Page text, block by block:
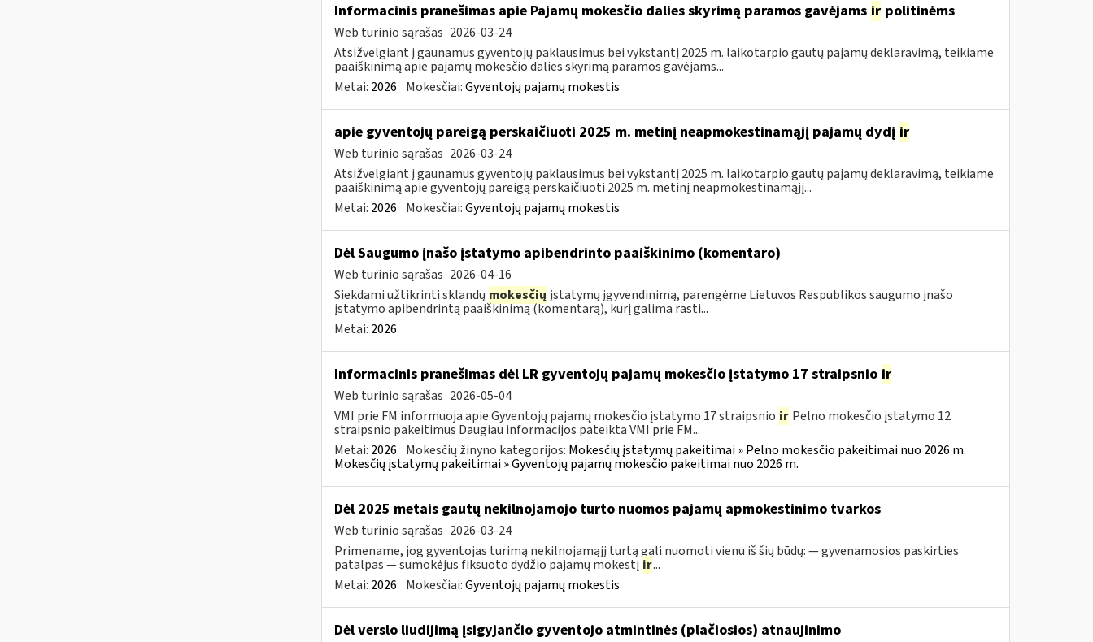
Informacinis pranešimas apie Pajamų mokesčio dalies skyrimą paramos gavėjams irpolitinėms
Web turinio sąrašas 2026-03-24
Atsižvelgiant į gaunamus gyventojų paklausimus bei vykstantį 2025 m. laikotarpio gautų pajamų deklaravimą, teikiame
paaiškinimą apie pajamų mokesčio dalies skyrimą paramos gavėjams...
Metai: 2026 Mokesčiai:Gyventojų pajamų mokestis
apie gyventojų pareigą perskaičiuoti 2025 m. metinį neapmokestinamąjį pajamų dydį ir
Web turinio sąrašas 2026-03-24
Atsižvelgiant į gaunamus gyventojų paklausimus bei vykstantį 2025 m. laikotarpio gautų pajamų deklaravimą, teikiame
paaiškinimą apie gyventojų pareigą perskaičiuoti 2025 m. metinį neapmokestinamąjį...
Metai: 2026 Mokesčiai:Gyventojų pajamų mokestis
Dėl Saugumo įnašo įstatymo apibendrinto paaiškinimo (komentaro)
Web turinio sąrašas 2026-04-16
Siekdami užtikrinti sklandų mokesčių įstatymų įgyvendinimą, parengėme Lietuvos Respublikos saugumo įnašo
įstatymo apibendrintą paaiškinimą (komentarą), kurį galima rasti...
Metai: 2026
Informacinis pranešimas dėl LR gyventojų pajamų mokesčio įstatymo 17 straipsnio ir
Web turinio sąrašas 2026-05-04
VMI prie FM informuoja apie Gyventojų pajamų mokesčio įstatymo 17 straipsnio ir Pelno mokesčio įstatymo 12
straipsnio pakeitimus Daugiau informacijos pateikta VMI prie FM...
Metai: 2026 Mokesčių žinyno kategorijos: Mokesčių įstatymų pakeitimai » Pelno mokesčio pakeitimai nuo 2026 m.
Mokesčių įstatymų pakeitimai » Gyventojų pajamų mokesčio pakeitimai nuo 2026 m.
Dėl 2025 metais gautų nekilnojamojo turto nuomos pajamų apmokestinimo tvarkos
Web turinio sąrašas 2026-03-24
Primename, jog gyventojas turimą nekilnojamąjį turtą gali nuomoti vienu iš šių būdų: — gyvenamosios paskirties
patalpas — sumokėjus fiksuoto dydžio pajamų mokestį ir...
Metai: 2026 Mokesčiai:Gyventojų pajamų mokestis
Dėl verslo liudijimą įsigyjančio gyventojo atmintinės (plačiosios) atnaujinimo